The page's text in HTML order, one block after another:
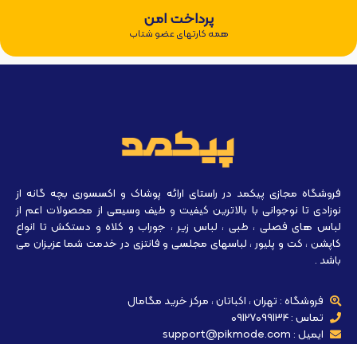
پرداخت امن
همه کارتهای عضو شتاب
فروشگاه مجازی پیکمد در راستای ارائه پوشاک و اکسسوری بچه گانه از
نوزادی تا نوجوانی با بالاترین کیفیت و طیف وسیعی از محصولات اعم از
لباس های فصلی ، طبی ، لباس زیر ، جوراب و کلاه و دستکش تا انواع
کاپشن ، کت و پلیور ، لباسهای مجلسی و فانتزی در خدمت شما عزیزان می
باشد .
فروشگاه : تهران ، اکباتان ، مرکز خرید مگامال
تماس : 09127099134
ایمیل : support@pikmode.com